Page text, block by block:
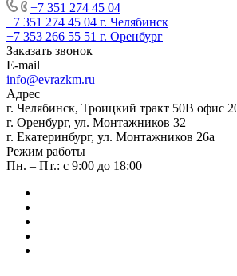
+7 351 274 45 04
+7 351 274 45 04 г. Челябинск
+7 353 266 55 51 г. Оренбург
Заказать звонок
E-mail
info@evrazkm.ru
Адрес
г. Челябинск, Троицкий тракт 50В офис
г. Оренбург, ул. Монтажников 32
г. Екатеринбург, ул. Монтажников 26а
Режим работы
Пн. – Пт.: с 9:00 до 18:00